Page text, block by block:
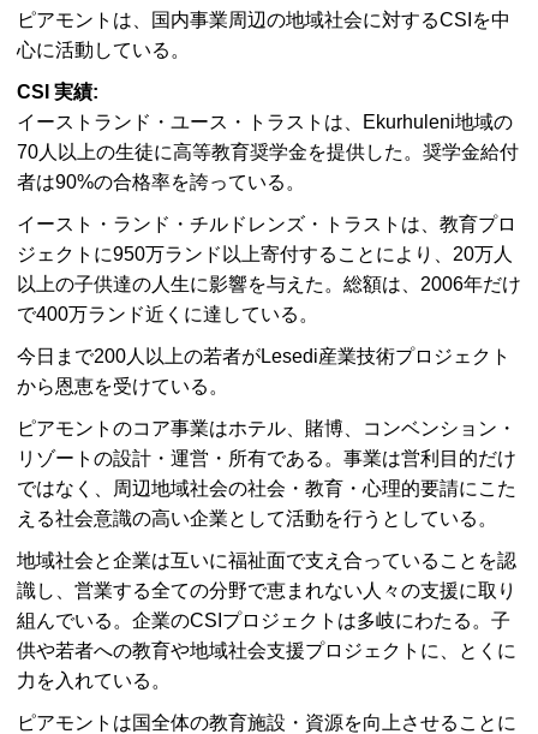
ピアモントは、国内事業周辺の地域社会に対するCSIを中
心に活動している。
CSI 実績:
イーストランド・ユース・トラストは、Ekurhuleni地域の
70人以上の生徒に高等教育奨学金を提供した。奨学金給付
者は90%の合格率を誇っている。
イースト・ランド・チルドレンズ・トラストは、教育プロ
ジェクトに950万ランド以上寄付することにより、20万人
以上の子供達の人生に影響を与えた。総額は、2006年だけ
で400万ランド近くに達している。
今日まで200人以上の若者がLesedi産業技術プロジェクト
から恩恵を受けている。
ピアモントのコア事業はホテル、賭博、コンベンション・
リゾートの設計・運営・所有である。事業は営利目的だけ
ではなく、周辺地域社会の社会・教育・心理的要請にこた
える社会意識の高い企業として活動を行うとしている。
地域社会と企業は互いに福祉面で支え合っていることを認
識し、営業する全ての分野で恵まれない人々の支援に取り
組んでいる。企業のCSIプロジェクトは多岐にわたる。子
供や若者への教育や地域社会支援プロジェクトに、とくに
力を入れている。
ピアモントは国全体の教育施設・資源を向上させることに